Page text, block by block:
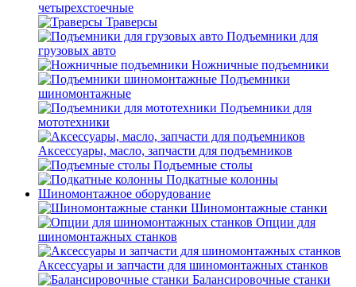
четырехстоечные
Траверсы
Подъемники для
грузовых авто
Ножничные подъемники
Подъемники
шиномонтажные
Подъемники для
мототехники
Аксессуары, масло, запчасти для подъемников
Подъемные столы
Подкатные колонны
Шиномонтажное оборудование
Шиномонтажные станки
Опции для
шиномонтажных станков
Аксессуары и запчасти для шиномонтажных станков
Балансировочные станки